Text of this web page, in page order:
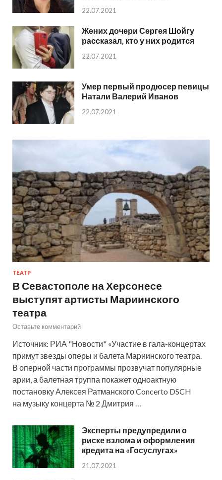
22.07.2021
Жених дочери Сергея Шойгу
рассказал, кто у них родится
22.07.2021
Умер первый продюсер певицы
Натали Валерий Иванов
22.07.2021
ТЕАТР
В Севастополе на Херсонесе
выступят артисты Мариинского
театра
Оставьте комментарий
Источник: РИА "Новости" «Участие в гала-концертах
примут звезды оперы и балета Мариинского театра.
В оперной части программы прозвучат популярные
арии, а балетная труппа покажет одноактную
постановку Алексея Ратманского Concerto DSCH
на музыку концерта № 2 Дмитрия …
Эксперты предупредили о
риске взлома и оформления
кредита на «Госуслугах»
21.07.2021